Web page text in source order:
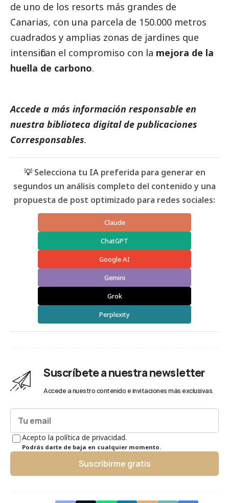
de uno de los resorts más grandes de
Canarias, con una parcela de 150.000 metros
cuadrados y amplias zonas de jardines que
intensifican el compromiso con la mejora de la
huella de carbono.
Accede a más información responsable en
nuestra biblioteca digital de publicaciones
Corresponsables.
💡 Selecciona tu IA preferida para generar en
segundos un análisis completo del contenido y una
propuesta de post optimizado para redes sociales:
Claude
ChatGPT
Google AI
Gemini
Grok
Perplexity
Suscríbete a nuestra newsletter
Accede a nuestro contenido e invitaciones más exclusivas.
Acepto la política de privacidad.
Podrás darte de baja en cualquier momento.
Suscribirme gratis